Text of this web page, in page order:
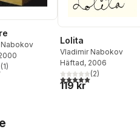
stjärnor. Totalt antal röster:
(1)
Lolita
Vladimir Nabokov
Häftad, 2006
5,0utav 5 stjärnor.
(2)
119 kr